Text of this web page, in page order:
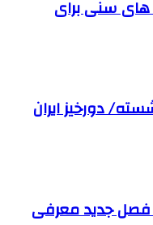
های سنی برای
دورخیز ایران
برای فصل جدید معرفی